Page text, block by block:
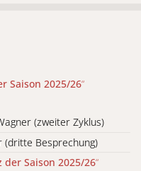
Saison 2025/26“
(zweiter Zyklus)
(dritte Besprechung)
der Saison 2025/26“